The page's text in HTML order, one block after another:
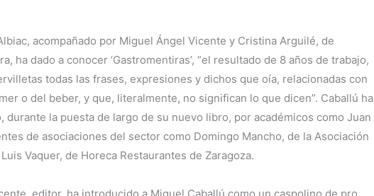
acompañado por Miguel Ángel Vicente y Cristina Arguilé, de
ha dado a conocer ‘Gastromentiras’, “el resultado de 8 años de trabajo,
todas las frases, expresiones y dichos que oía, relacionadas con
o del beber, y que, literalmente, no significan lo que dicen”. Caballú ha
durante la puesta de largo de su nuevo libro, por académicos como Juan
de asociaciones del sector como Domingo Mancho, de la Asociación
Vaquer, de Horeca Restaurantes de Zaragoza.
editor, ha introducido a Miguel Caballú como un caspolino de pro